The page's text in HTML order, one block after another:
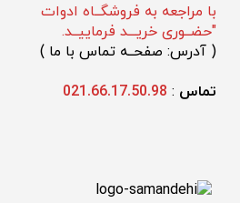
با مراجعه به فروشگــاه ادوات
"حضــوری خریـــد فرماییــد.
( آدرس: صفحــه تماس با ما )
تماس :
021.66.17.50.98